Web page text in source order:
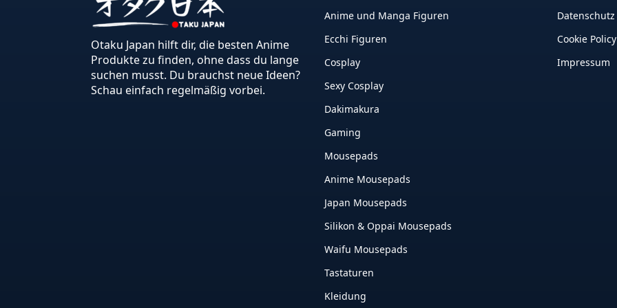
Otaku Japan hilft dir, die besten Anime
Produkte zu finden, ohne dass du lange
suchen musst. Du brauchst neue Ideen?
Schau einfach regelmäßig vorbei.
Anime und Manga Figuren
Ecchi Figuren
Cosplay
Sexy Cosplay
Dakimakura
Gaming
Mousepads
Anime Mousepads
Japan Mousepads
Silikon & Oppai Mousepads
Waifu Mousepads
Tastaturen
Kleidung
Datenschutz
Cookie
Impressum